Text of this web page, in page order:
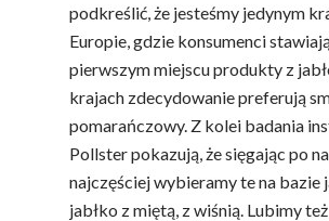
podkreślić, że jesteśmy jedynym
Europie, gdzie konsumenci
pierwszym miejscu produkty z
krajach zdecydowanie preferują
pomarańczowy. Z kolei badania
Pollster pokazują, że sięgając po
najczęściej wybieramy te na bazie
jabłko z miętą, z wiśnią. Lubimy